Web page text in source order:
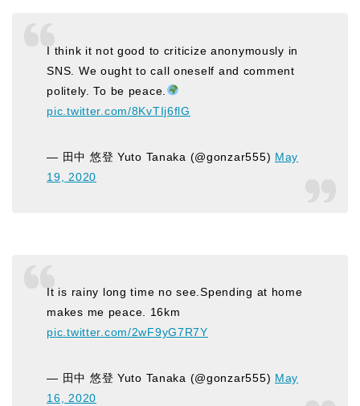
I think it not good to criticize anonymously in
SNS. We ought to call oneself and comment
politely. To be peace.
pic.twitter.com/8KvTIj6flG
— 田中 悠登 Yuto Tanaka (@gonzar555) May
19, 2020
It is rainy long time no see.Spending at home
makes me peace. 16km
pic.twitter.com/2wF9yG7R7Y
— 田中 悠登 Yuto Tanaka (@gonzar555) May
16, 2020